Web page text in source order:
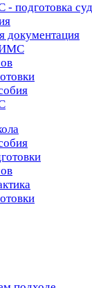
подготовка
документация